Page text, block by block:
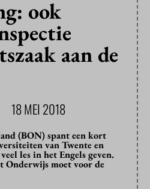
ook
aan de
18 MEI 2018
(BON) spant een kort
van Twente en
les in het Engels geven.
Onderwijs moet voor de